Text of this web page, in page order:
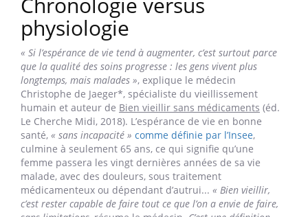
la suite logique, la longévité croît de génération en
génération : il y a aujourd’hui vingt fois plus de
centenaires que dans les années 1970, et il y en aura
treize fois plus en 2070. On peut même féliciter nos
seniors, l’Hexagone est aux dernières nouvelles le pays
d’Europe qui compte le plus de centenaires (21.000 en
2016), devant l’Espagne et l’Italie. L’espérance de vie de
nos enfants serait donc plus longue. Seulement voilà, il y
a vieillir et bienvieillir : à quoi bon une décennie
supplémentaire si on la passe dans un fauteuil
médicalisé ?
Chronologie versus
physiologie